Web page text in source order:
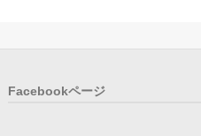
Facebookページ